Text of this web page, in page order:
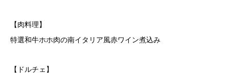
【肉料理】
特選和牛ホホ肉の南イタリア風赤ワイン煮込み
【ドルチェ】